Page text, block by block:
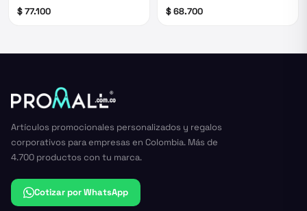
$ 77.100 $ 68.700
Artículos promocionales personalizados y regalos
corporativos para empresas en Colombia. Más de
4.700 productos con tu marca.
Cotizar por WhatsApp